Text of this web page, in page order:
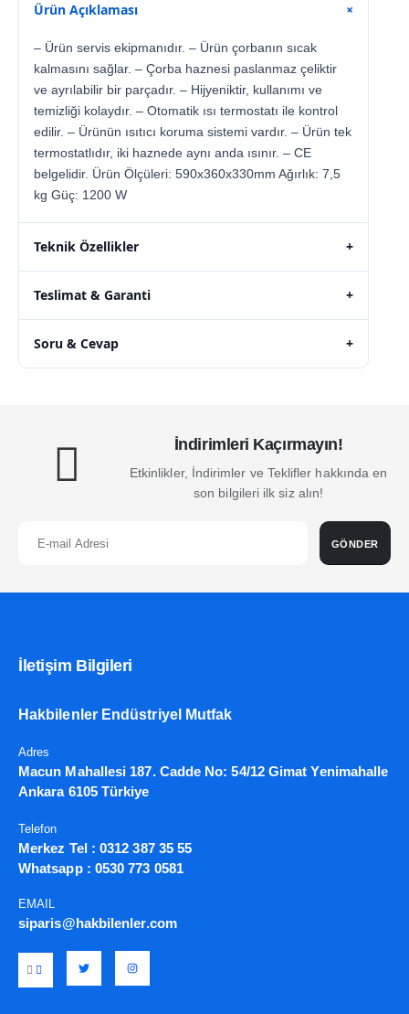
Ürün Açıklaması +
– Ürün servis ekipmanıdır. – Ürün çorbanın sıcak
kalmasını sağlar. – Çorba haznesi paslanmaz çeliktir
ve ayrılabilir bir parçadır. – Hijyeniktir, kullanımı ve
temizliği kolaydır. – Otomatik ısı termostatı ile kontrol
edilir. – Ürünün ısıtıcı koruma sistemi vardır. – Ürün tek
termostatlıdır, iki haznede aynı anda ısınır. – CE
belgelidir. Ürün Ölçüleri: 590x360x330mm Ağırlık: 7,5
kg Güç: 1200 W
Teknik Özellikler +
Teslimat & Garanti +
Soru & Cevap +
İndirimleri Kaçırmayın!
Etkinlikler, İndirimler ve Teklifler hakkında en
son bilgileri ilk siz alın!
GÖNDER
İletişim Bilgileri
Hakbilenler Endüstriyel Mutfak
Adres
Macun Mahallesi 187. Cadde No: 54/12 Gimat Yenimahalle
Ankara 6105 Türkiye
Telefon
Merkez Tel : 0312 387 35 55
Whatsapp : 0530 773 0581
EMAIL
siparis@hakbilenler.com